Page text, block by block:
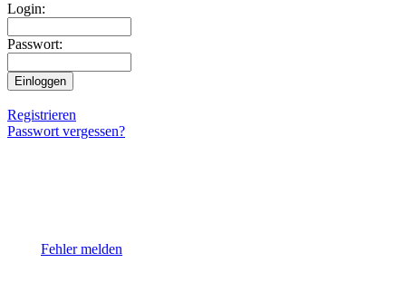
Login:
Passwort:
Registrieren
Passwort vergessen?
Fehler melden